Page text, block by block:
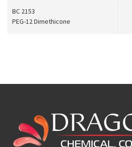
BC 2153
PEG-12 Dimethicone